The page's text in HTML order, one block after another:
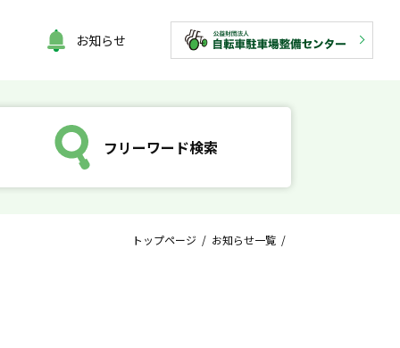
お知らせ
フリーワード検索
トップページ / お知らせ一覧 /